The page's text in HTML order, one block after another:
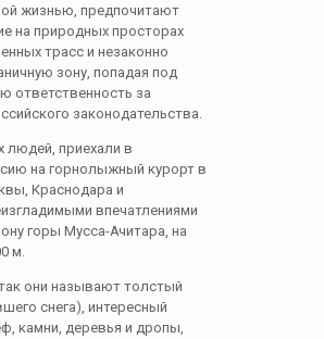
жизнью, предпочитают
на природных просторах
трасс и незаконно
зону, попадая под
ответственность за
законодательства.
людей, приехали в
на горнолыжный курорт в
Краснодара и
впечатлениями
горы Мусса-Ачитара, на
м.
они называют толстый
снега), интересный
камни, деревья и дропы,